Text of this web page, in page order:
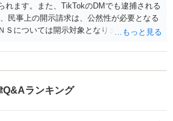
れます。また、TikTokのDMでも逮捕される
民事上の開示請求は、公然性が必要となる
Ｓについては開示対象となりますが、ＤＭ
のDMは開示対象ではなく、開示請求はでき
株式会社）も応じざるを得ないた
Q&Aランキング